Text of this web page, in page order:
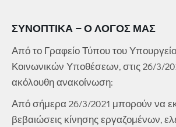
ΣΥΝΟΠΤΙΚΆ – Ο ΛΌΓΟΣ ΜΑΣ
Από το Γραφείο Τύπου του
Κοινωνικών Υποθέσεων, στις 26/3/
ακόλουθη ανακοίνωση:
Από σήμερα 26/3/2021 μπορούν να
βεβαιώσεις κίνησης εργαζομένων,